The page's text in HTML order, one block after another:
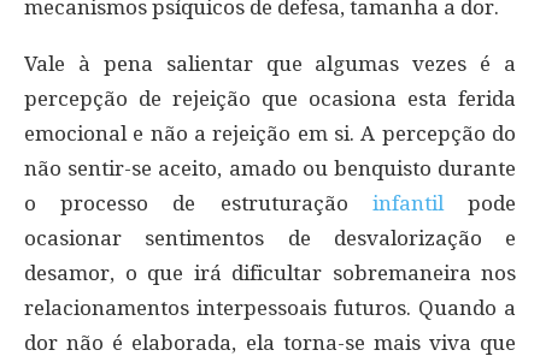
mecanismos psíquicos de defesa, tamanha a dor.
Vale à pena salientar que algumas vezes é a
percepção de rejeição que ocasiona esta ferida
emocional e não a rejeição em si. A percepção do
não sentir-se aceito, amado ou benquisto durante
o processo de estruturação infantil pode
ocasionar sentimentos de desvalorização e
desamor, o que irá dificultar sobremaneira nos
relacionamentos interpessoais futuros. Quando a
dor não é elaborada, ela torna-se mais viva que